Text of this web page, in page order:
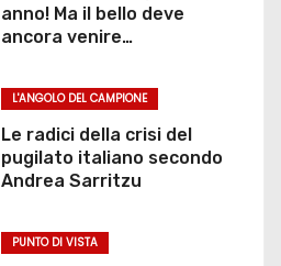
anno! Ma il bello deve
ancora venire…
L'ANGOLO DEL CAMPIONE
Le radici della crisi del
pugilato italiano secondo
Andrea Sarritzu
PUNTO DI VISTA